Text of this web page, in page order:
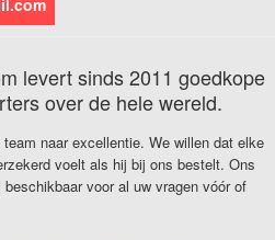
levert sinds 2011 goedkope
over de hele wereld.
naar excellentie. We willen dat elke
voelt als hij bij ons bestelt. Ons
voor al uw vragen vóór of